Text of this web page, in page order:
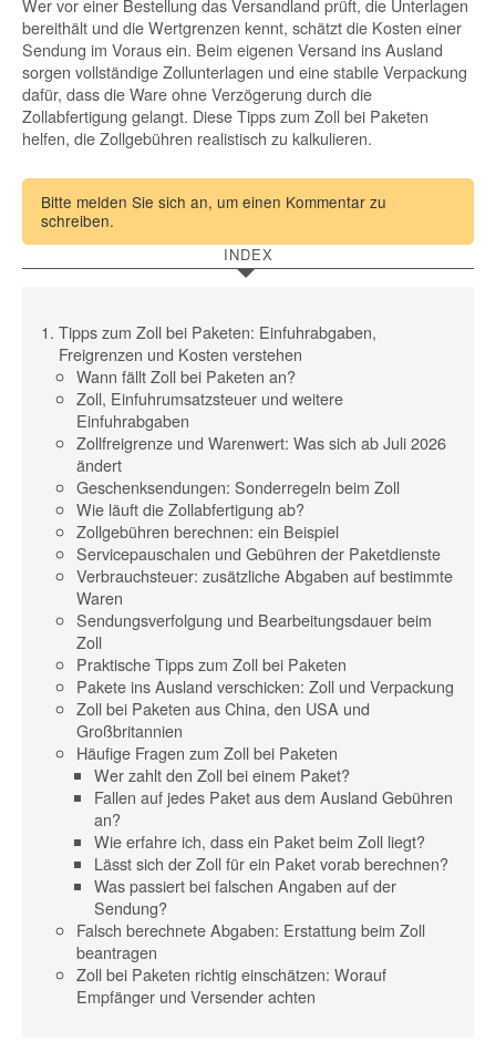
INDEX
Tipps zum Zoll bei Paketen: Einfuhrabgaben,
Freigrenzen und Kosten verstehen
Wann fällt Zoll bei Paketen an?
Zoll, Einfuhrumsatzsteuer und weitere
Einfuhrabgaben
Zollfreigrenze und Warenwert: Was sich ab Juli 2026
ändert
Geschenksendungen: Sonderregeln beim Zoll
Wie läuft die Zollabfertigung ab?
Zollgebühren berechnen: ein Beispiel
Servicepauschalen und Gebühren der Paketdienste
Verbrauchsteuer: zusätzliche Abgaben auf bestimmte
Waren
Sendungsverfolgung und Bearbeitungsdauer beim
Zoll
Praktische Tipps zum Zoll bei Paketen
Pakete ins Ausland verschicken: Zoll und Verpackung
Zoll bei Paketen aus China, den USA und
Großbritannien
Häufige Fragen zum Zoll bei Paketen
Wer zahlt den Zoll bei einem Paket?
Fallen auf jedes Paket aus dem Ausland Gebühren
an?
Wie erfahre ich, dass ein Paket beim Zoll liegt?
Lässt sich der Zoll für ein Paket vorab berechnen?
Was passiert bei falschen Angaben auf der
Sendung?
Falsch berechnete Abgaben: Erstattung beim Zoll
beantragen
Zoll bei Paketen richtig einschätzen: Worauf
Empfänger und Versender achten
Wer vor einer Bestellung das Versandland prüft, die Unterlagen
bereithält und die Wertgrenzen kennt, schätzt die Kosten einer
Sendung im Voraus ein. Beim eigenen Versand ins Ausland
sorgen vollständige Zollunterlagen und eine stabile Verpackung
dafür, dass die Ware ohne Verzögerung durch die
Zollabfertigung gelangt. Diese Tipps zum Zoll bei Paketen
helfen, die Zollgebühren realistisch zu kalkulieren.
x
Bitte melden Sie sich an, um einen Kommentar zu
schreiben.